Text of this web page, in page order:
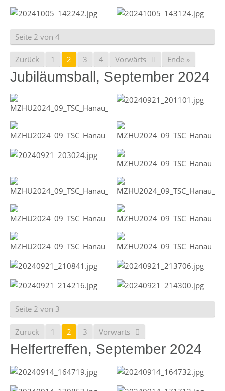
Seite 2 von 4
Zurück 1 2 3 4 Vorwärts Ende »
Jubiläumsball, September 2024
Seite 2 von 3
Zurück 1 2 3 Vorwärts
Helfertreffen, September 2024